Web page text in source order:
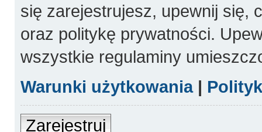
się zarejestrujesz, upewnij się,
oraz politykę prywatności.
wszystkie regulaminy
Warunki użytkowania|
Zarejestruj